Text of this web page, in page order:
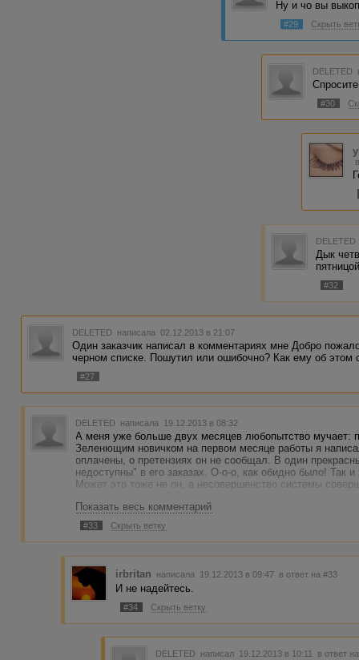
Ну и чо вы
#29 Скрыть
DELETED
#30
DELETED
Дык
#32
DELETED написала 02.12.2013 в 21:07
Один заказчик написал в комментариях мне Добро
черном списке. Пошутил или ошибочно? Как ему об этом
#27
DELETED написала 19.12.2013 в 08:32
А меня уже больше двух месяцев любопытство мучает:
Зеленющим новичком на первом месяце работы я
оплачены, о претензиях он не сообщал. В один
недоступны" в его заказах. О-о-о, как обидно было! Так
Может это тоже не он, а несовершенство системы
Показать весь комментарий
#33 Скрыть ветку
irbritan написала 19.12.2013 в 09:47 в ответ на #33
И не надейтесь.
#34 Скрыть ветку
DELETED написал 19.12.2013 в 10:11 в ответ